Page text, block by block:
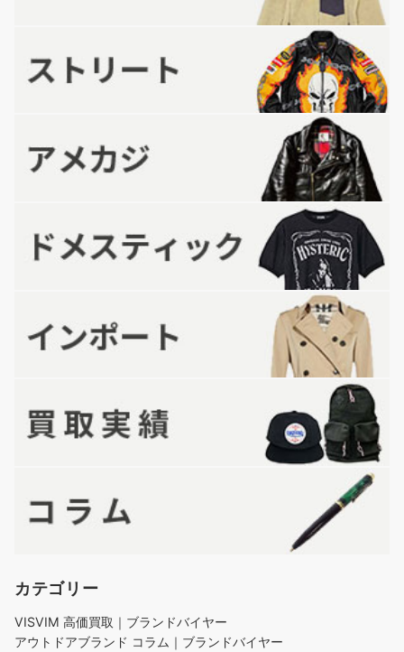
カテゴリー
VISVIM 高価買取｜ブランドバイヤー
アウトドアブランド コラム｜ブランドバイヤー